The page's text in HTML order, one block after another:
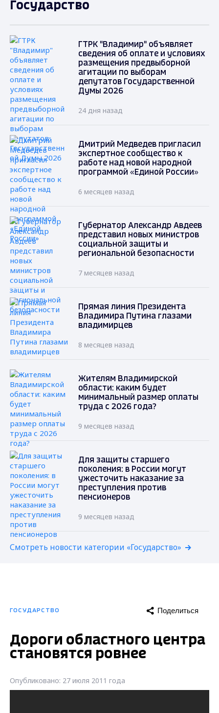
Государство
ГТРК "Владимир" объявляет
сведения об оплате и условиях
размещения предвыборной
агитации по выборам
депутатов Государственной
Думы 2026
24 дня назад
Дмитрий Медведев пригласил
экспертное сообщество к
работе над новой народной
программой «Единой России»
6 месяцев назад
Губернатор Александр Авдеев
представил новых министров
социальной защиты и
региональной безопасности
7 месяцев назад
Прямая линия Президента
Владимира Путина глазами
владимирцев
8 месяцев назад
Жителям Владимирской
области: каким будет
минимальный размер оплаты
труда с 2026 года?
9 месяцев назад
Для защиты старшего
поколения: в России могут
ужесточить наказание за
преступления против
пенсионеров
9 месяцев назад
Смотреть новости категории «Государство»
ГОСУДАРСТВО Поделиться
Дороги областного центра
становятся ровнее
Опубликовано: 27 июля 2011 года